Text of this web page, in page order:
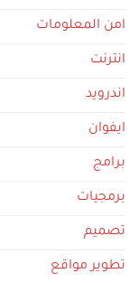
امن المعلومات
انترنت
اندرويد
ايفوان
برامج
برمجيات
تصميم
تطوير مواقع